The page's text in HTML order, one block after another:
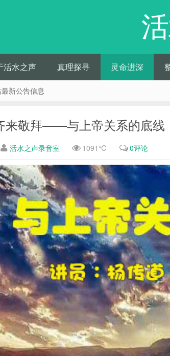
活水之声 真理探寻 灵命进深
新公告信息
来敬拜——与上帝关系的底线
活水之声录音室 1091℃ 0评论